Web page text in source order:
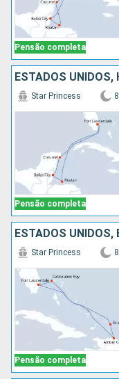
Pensão completa
Pensão completa
Star Princess
Pensão completa
Star Princess